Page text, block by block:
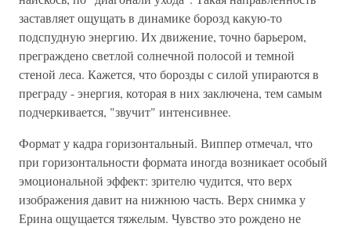
заставляет ощущать в динамике борозд какую-то
подспудную энергию. Их движение, точно барьером,
преграждено светлой солнечной полосой и темной
стеной леса. Кажется, что борозды с силой упираются в
преграду - энергия, которая в них заключена, тем самым
подчеркивается, "звучит" интенсивнее.
Формат у кадра горизонтальный. Виппер отмечал, что
при горизонтальности формата иногда возникает особый
эмоциональной эффект: зрителю чудится, что верх
изображения давит на нижнюю часть. Верх снимка у
Ерина ощущается тяжелым. Чувство это рождено не